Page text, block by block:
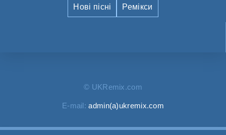
Нові пісні Ремікси
© UKRemix.com
E-mail:admin(a)ukremix.com